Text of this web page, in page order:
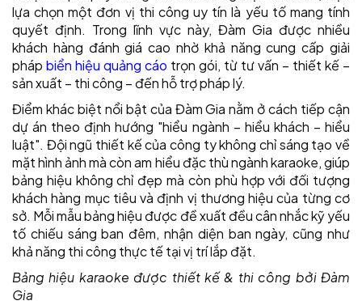
lựa chọn một đơn vị thi công uy tín là yếu tố mang tính
quyết định. Trong lĩnh vực này, Đàm Gia được nhiều
khách hàng đánh giá cao nhờ khả năng cung cấp giải
pháp biển hiệu quảng cáo trọn gói, từ tư vấn – thiết kế –
sản xuất – thi công – đến hỗ trợ pháp lý.
Điểm khác biệt nổi bật của Đàm Gia nằm ở cách tiếp cận
dự án theo định hướng "hiểu ngành – hiểu khách – hiểu
luật". Đội ngũ thiết kế của công ty không chỉ sáng tạo về
mặt hình ảnh mà còn am hiểu đặc thù ngành karaoke, giúp
bảng hiệu không chỉ đẹp mà còn phù hợp với đối tượng
khách hàng mục tiêu và định vị thương hiệu của từng cơ
sở. Mỗi mẫu bảng hiệu được đề xuất đều cân nhắc kỹ yếu
tố chiếu sáng ban đêm, nhận diện ban ngày, cũng như
khả năng thi công thực tế tại vị trí lắp đặt.
Bảng hiệu karaoke được thiết kế & thi công bởi Đàm
Gia